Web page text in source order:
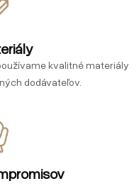
kvalitné materiály
dodávateľov.